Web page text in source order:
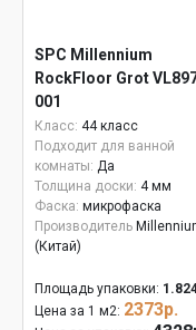
SPC Millennium
RockFloor Grot
001
Класс: 44 класс
Подходит для ванной
комнаты: Да
Толщина доски: 4 мм
Фаска: микрофаска
Производитель
(Китай)
Площадь упаковки:
Цена за 1 м2: 2373р.